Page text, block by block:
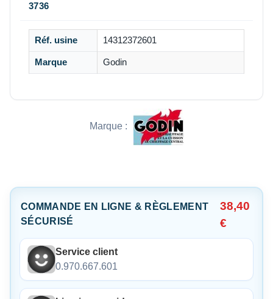
3736
Réf. usine 14312372601
Marque Godin
Marque :
COMMANDE EN LIGNE & RÈGLEMENT
SÉCURISÉ
38,40
€
Service client
0.970.667.601